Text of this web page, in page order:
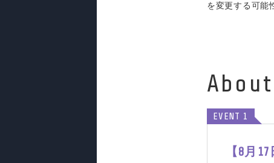
を変更する可能
About
EVENT 1
【8月